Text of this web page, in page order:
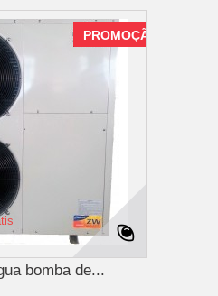
PROMOÇÃO
bomba de...